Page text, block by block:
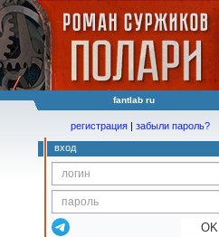
fantlab ru
регистрация | забыли пароль?
вход
OK